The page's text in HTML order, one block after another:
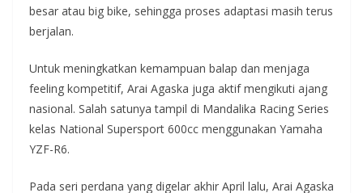
besar atau big bike, sehingga proses adaptasi masih terus
berjalan.
Untuk meningkatkan kemampuan balap dan menjaga
feeling kompetitif, Arai Agaska juga aktif mengikuti ajang
nasional. Salah satunya tampil di Mandalika Racing Series
kelas National Supersport 600cc menggunakan Yamaha
YZF-R6.
Pada seri perdana yang digelar akhir April lalu, Arai Agaska